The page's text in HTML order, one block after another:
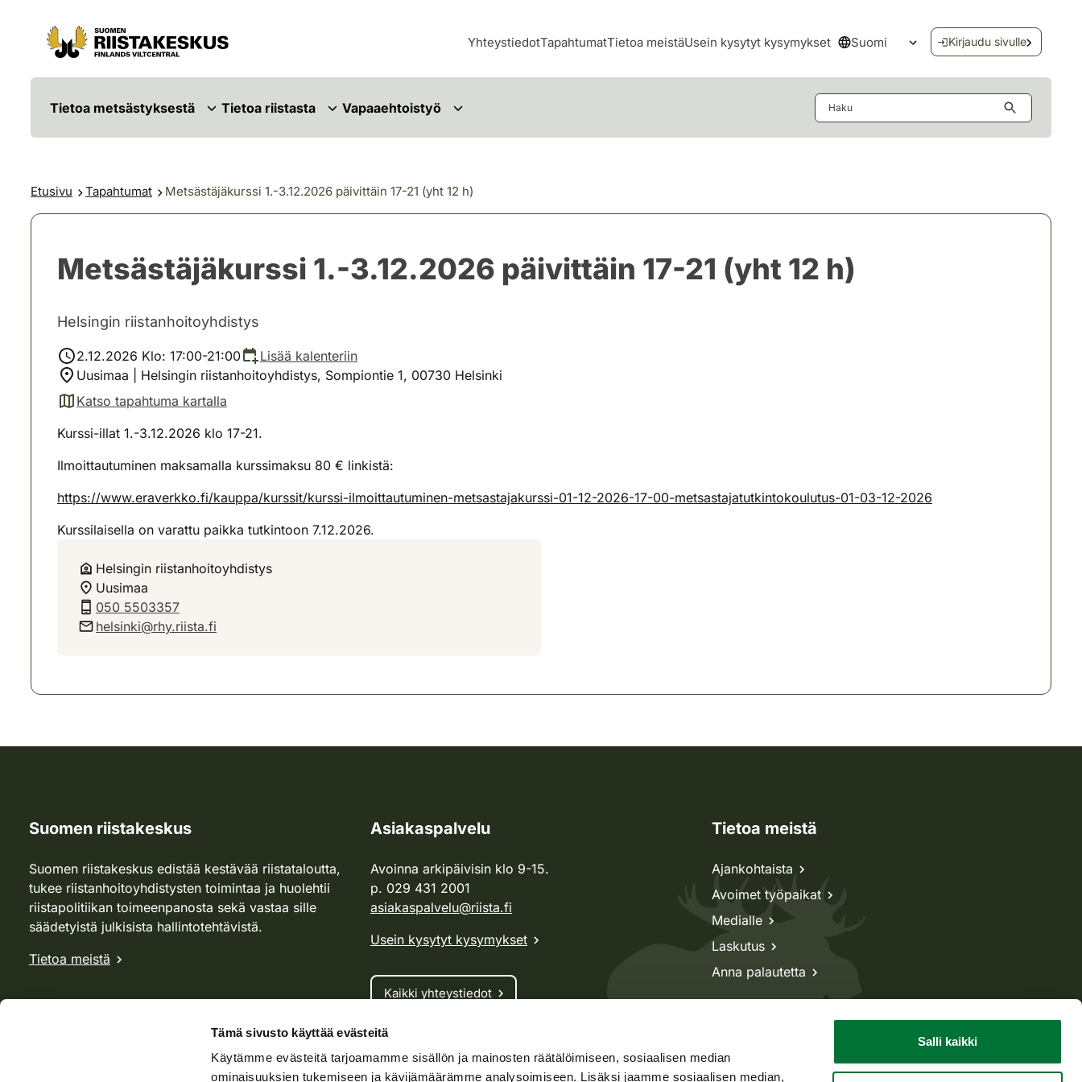
Tämä sivusto käyttää evästeitä
Käytämme evästeitä tarjoamamme sisällön ja mainosten räätälöimiseen, sosiaalisen median
ominaisuuksien tukemiseen ja kävijämäärämme analysoimiseen. Lisäksi jaamme sosiaalisen median,
Salli kaikki
Siirry sisältöön
Siirry sivustokarttaan
YhteystiedotTapahtumatTietoa meistäUsein kysytyt kysymykset Suomi
Avaa kielivalikko
Kirjaudu sivulle
Tietoa metsästyksestä Tietoa riistasta Vapaaehtoistyö
Etusivu Tapahtumat Metsästäjäkurssi 1.-3.12.2026 päivittäin 17-21 (yht 12 h)
Metsästäjäkurssi 1.-3.12.2026 päivittäin 17-21 (yht 12 h)
Helsingin riistanhoitoyhdistys
2.12.2026 Klo: 17:00-21:00
Lisää kalenteriin
Uusimaa | Helsingin riistanhoitoyhdistys, Sompiontie 1, 00730 Helsinki
Katso tapahtuma kartalla
(avautuu uuteen välilehteen)
Kurssi-illat 1.-3.12.2026 klo 17-21.
Ilmoittautuminen maksamalla kurssimaksu 80 € linkistä:
https://www.eraverkko.fi/kauppa/kurssit/kurssi-ilmoittautuminen-metsastajakurssi-01-12-2026-17-00-metsastajatutkintokoulutus-01-03-12-2026
Kurssilaisella on varattu paikka tutkintoon 7.12.2026.
Helsingin riistanhoitoyhdistys
Uusimaa
050 5503357
helsinki@rhy.riista.fi
Suomen riistakeskus
Suomen riistakeskus edistää kestävää riistataloutta,
tukee riistanhoitoyhdistysten toimintaa ja huolehtii
riistapolitiikan toimeenpanosta sekä vastaa sille
säädetyistä julkisista hallintotehtävistä.
Tietoa meistä
Asiakaspalvelu
Avoinna arkipäivisin klo 9-15.
p. 029 431 2001
asiakaspalvelu@riista.fi
Usein kysytyt kysymykset
Kaikki yhteystiedot
Metsästyskortti-asiat
Oma riista -asiat
Tietoa meistä
Ajankohtaista
Avoimet työpaikat
Medialle
Laskutus
Anna palautetta